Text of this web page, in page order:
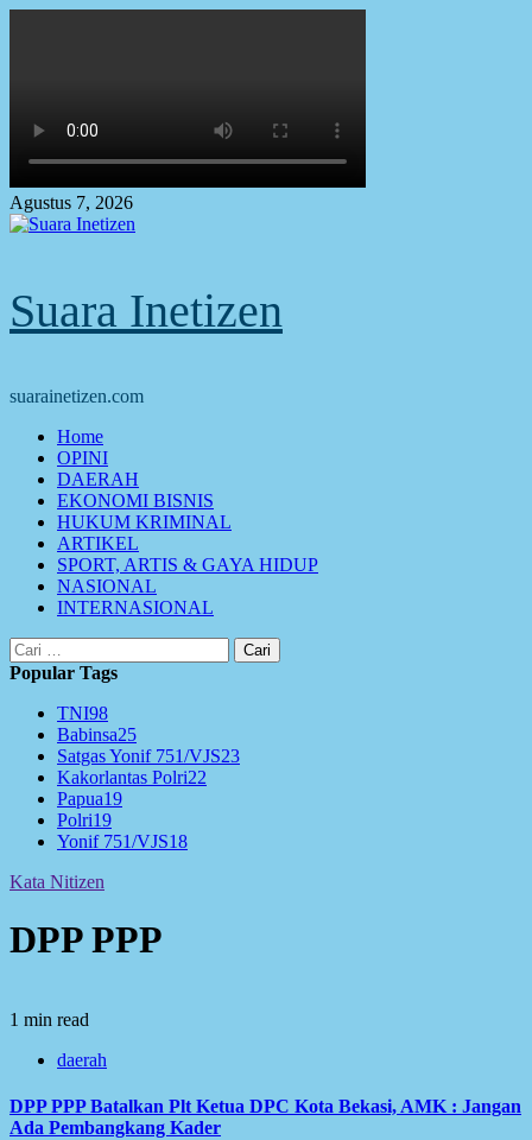
Agustus 7, 2026
Suara Inetizen
suarainetizen.com
Primary
Menu
Home
OPINI
DAERAH
EKONOMI BISNIS
HUKUM KRIMINAL
ARTIKEL
SPORT, ARTIS & GAYA HIDUP
NASIONAL
INTERNASIONAL
Cari
untuk:
Popular Tags
TNI98
Babinsa25
Satgas Yonif 751/VJS23
Kakorlantas Polri22
Papua19
Polri19
Yonif 751/VJS18
Kata Nitizen
DPP PPP
1 min read
daerah
DPP PPP Batalkan Plt Ketua DPC Kota Bekasi, AMK : Jangan
Ada Pembangkang Kader